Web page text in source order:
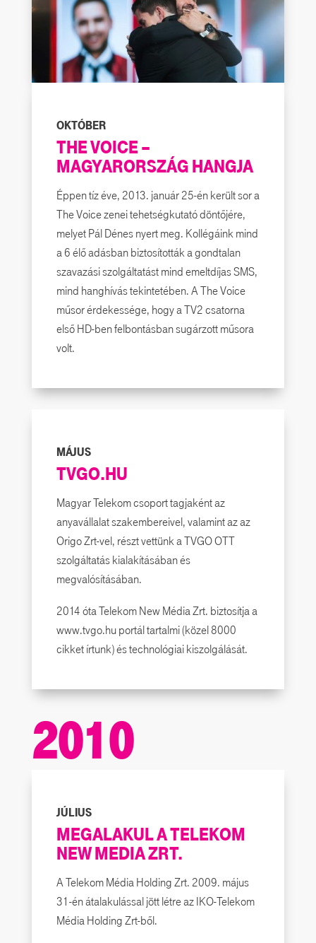
OKTÓBER
THE VOICE –
MAGYARORSZÁG HANGJA
Éppen tíz éve, 2013. január 25-én került sor a
The Voice zenei tehetségkutató döntőjére,
melyet Pál Dénes nyert meg. Kollégáink mind
a 6 élő adásban biztosították a gondtalan
szavazási szolgáltatást mind emeltdíjas SMS,
mind hanghívás tekintetében. A The Voice
műsor érdekessége, hogy a TV2 csatorna
első HD-ben felbontásban sugárzott műsora
volt.
MÁJUS
TVGO.HU
Magyar Telekom csoport tagjaként az
anyavállalat szakembereivel, valamint az az
Origo Zrt-vel, részt vettünk a TVGO OTT
szolgáltatás kialakításában és
megvalósításában.
2014 óta Telekom New Média Zrt. biztosítja a
www.tvgo.hu portál tartalmi (közel 8000
cikket írtunk) és technológiai kiszolgálását.
2010
JÚLIUS
MEGALAKUL A TELEKOM
NEW MEDIA ZRT.
A Telekom Média Holding Zrt. 2009. május
31-én átalakulással jött létre az IKO-Telekom
Média Holding Zrt-ből.